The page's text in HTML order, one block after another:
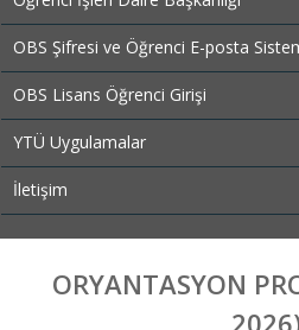
OBS Şifresi ve Öğrenci E-posta
OBS Lisans Öğrenci Girişi
YTÜ Uygulamalar
İletişim
ORYANTASYON